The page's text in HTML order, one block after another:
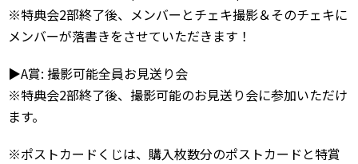
※特典会2部終了後、メンバーとチェキ撮影＆そのチェキに
メンバーが落書きをさせていただきます！
▶︎A賞: 撮影可能全員お見送り会
※特典会2部終了後、撮影可能のお見送り会に参加いただけ
ます。
※ポストカードくじは、購入枚数分のポストカードと特賞